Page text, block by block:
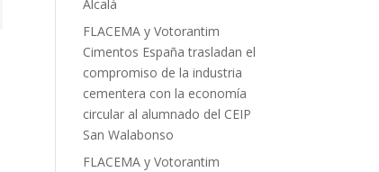
Alcalá
FLACEMA y Votorantim
Cimentos España trasladan el
compromiso de la industria
cementera con la economía
circular al alumnado del CEIP
San Walabonso
FLACEMA y Votorantim